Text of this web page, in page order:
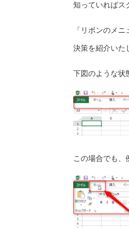
知っていればス
「リボンのメ
決策を紹介いた
下図のような状
この場合でも、